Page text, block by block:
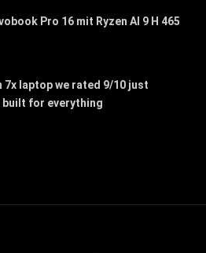
Pro 16 mit Ryzen AI 9 H 465
7x laptop we rated 9/10 just
built for everything